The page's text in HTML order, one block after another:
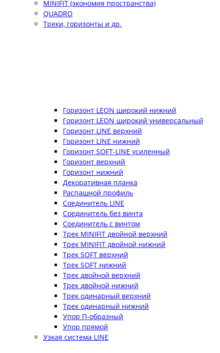
MINIFIT (экономия пространства)
QUADRO
Треки, горизонты и др.
Горизонт LEON широкий нижний
Горизонт LEON широкий универсальный
Горизонт LINE верхний
Горизонт LINE нижний
Горизонт SOFT-LINE усиленный
Горизонт верхний
Горизонт нижний
Декоративная планка
Распашной профиль
Соединитель LINE
Соединитель без винта
Соединитель с винтом
Трек MINIFIT двойной верхний
Трек MINIFIT двойной нижний
Трек SOFT верхний
Трек SOFT нижний
Трек двойной верхний
Трек двойной нижний
Трек одинарный верхний
Трек одинарный нижний
Упор П-образный
Упор прямой
Узкая система LINE